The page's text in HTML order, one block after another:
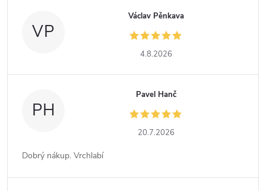
VP
Václav Pěnkava
4.8.2026
PH
Pavel Hanč
20.7.2026
Dobrý nákup. Vrchlabí